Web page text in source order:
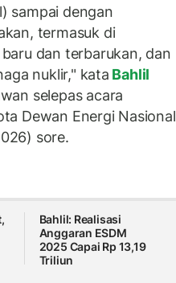
sampai dengan
termasuk di
dan terbarukan, dan
nuklir," kata Bahlil
selepas acara
Dewan Energi Nasional
sore.
Bahlil: Realisasi
Anggaran ESDM
2025 Capai Rp 13,19
Triliun